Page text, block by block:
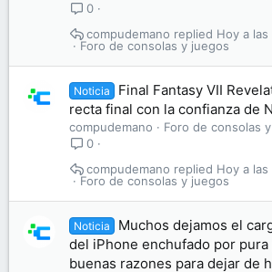
0
Foro de consolas y juegos
Hoy a las
compudemano
Noticia
Final Fantasy VII
recta final con la confianza de
compudemano
Foro de consolas
0
Foro de consolas y juegos
Hoy a las
compudemano
Noticia
Muchos dejamos el
del iPhone enchufado por pura
buenas razones para dejar de